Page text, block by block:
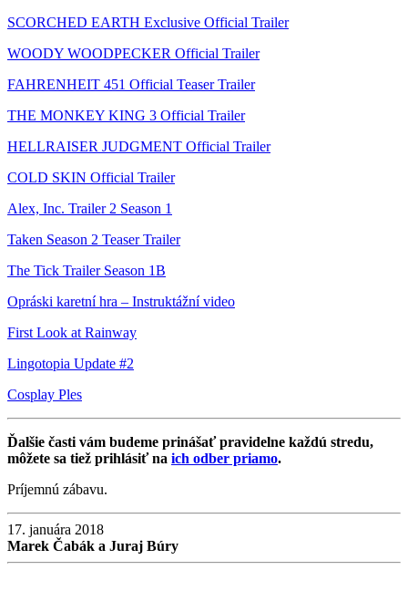
SCORCHED EARTH Exclusive Official Trailer
WOODY WOODPECKER Official Trailer
FAHRENHEIT 451 Official Teaser Trailer
THE MONKEY KING 3 Official Trailer
HELLRAISER JUDGMENT Official Trailer
COLD SKIN Official Trailer
Alex, Inc. Trailer 2 Season 1
Taken Season 2 Teaser Trailer
The Tick Trailer Season 1B
Opráski karetní hra – Instruktážní video
First Look at Rainway
Lingotopia Update #2
Cosplay Ples
Ďalšie časti vám budeme prinášať pravidelne každú stredu,
môžete sa tiež prihlásiť na ich odber priamo.
Príjemnú zábavu.
17. januára 2018
Marek Čabák a Juraj Búry